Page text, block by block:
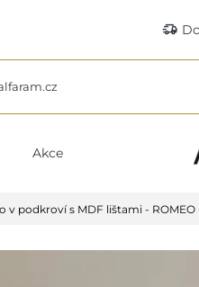
delivery_truck_speed
Akce
v podkroví s MDF lištami -